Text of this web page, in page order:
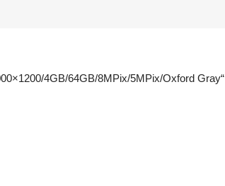
4GB/64GB/8MPix/5MPix/Oxford Gray“